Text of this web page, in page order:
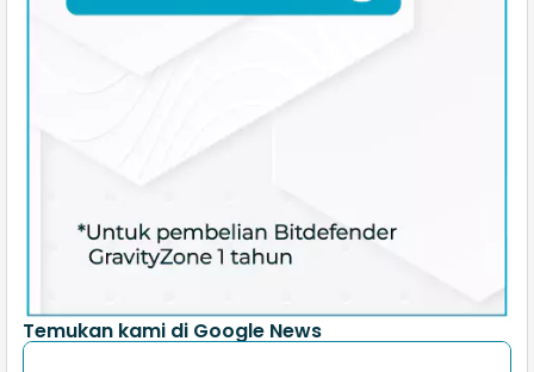
Temukan kami di Google News